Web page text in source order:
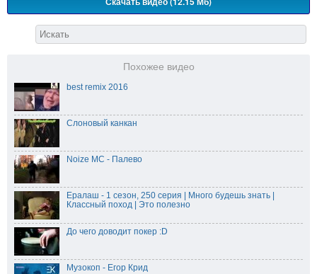
Похожее видео
best remix 2016
Слоновый канкан
Noize MC - Палево
Ералаш - 1 сезон, 250 серия | Много будешь знать |
Классный поход | Это полезно
До чего доводит покер :D
Музокоп - Егор Крид